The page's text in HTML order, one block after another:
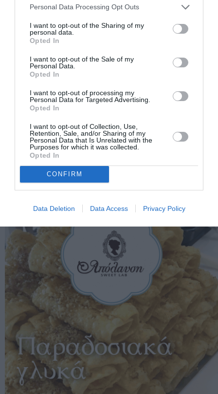
Personal Data Processing Opt Outs
I want to opt-out of the Sharing of my
personal data.
Opted In
I want to opt-out of the Sale of my
Personal Data.
Opted In
I want to opt-out of processing my
Personal Data for Targeted Advertising.
Opted In
I want to opt-out of Collection, Use,
Retention, Sale, and/or Sharing of my
Personal Data that Is Unrelated with the
Purposes for which it was collected.
Opted In
CONFIRM
Data Deletion Data Access Privacy Policy